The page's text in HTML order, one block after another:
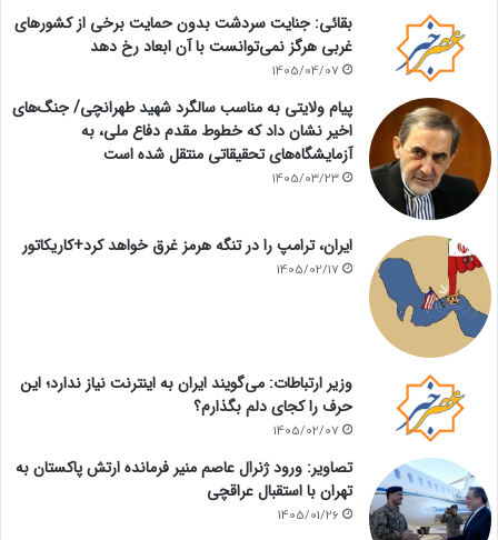
بقائی: جنایت سردشت بدون حمایت برخی از کشورهای
غربی هرگز نمی‌توانست با آن ابعاد رخ دهد
1405/04/07
پیام ولایتی به مناسب سالگرد شهید طهرانچی/ جنگ‌های
اخیر نشان داد که خطوط مقدم دفاع ملی، به
آزمایشگاه‌های تحقیقاتی منتقل شده است
1405/03/23
ایران، ترامپ را در تنگه هرمز غرق خواهد کرد+کاریکاتور
1405/02/17
وزیر ارتباطات: می‌گویند ایران به اینترنت نیاز ندارد؛ این
حرف را کجای دلم بگذارم؟
1405/02/07
تصاویر: ورود ژنرال عاصم منیر فرمانده ارتش پاکستان به
تهران با استقبال عراقچی
1405/01/26